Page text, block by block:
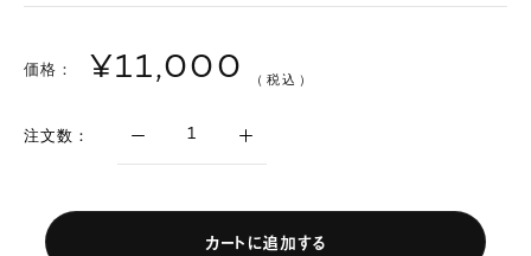
価格： ¥11,000 （税込）
注文数：
カートに追加する